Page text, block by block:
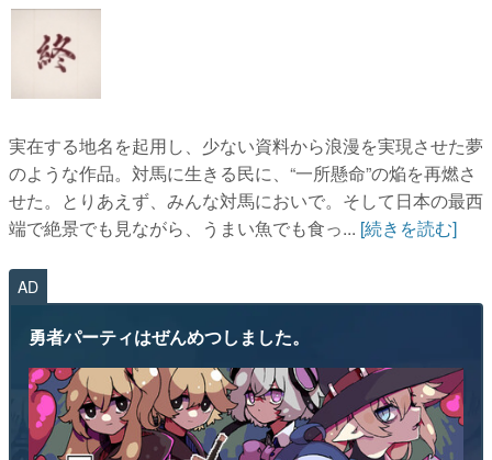
実在する地名を起用し、少ない資料から浪漫を実現させた夢
のような作品。対馬に生きる民に、“一所懸命”の焔を再燃さ
せた。とりあえず、みんな対馬においで。そして日本の最西
端で絶景でも見ながら、うまい魚でも食っ... [続きを読む]
AD
勇者パーティはぜんめつしました。